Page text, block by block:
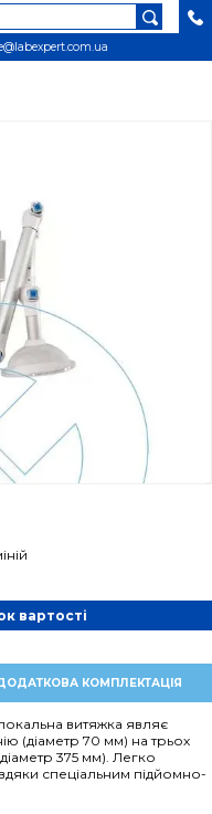
вартості
КОМПЛЕКТАЦІЯ
витяжка являє
(діаметр 70 мм) на трьох
375 мм). Легко
спеціальним підйомно-